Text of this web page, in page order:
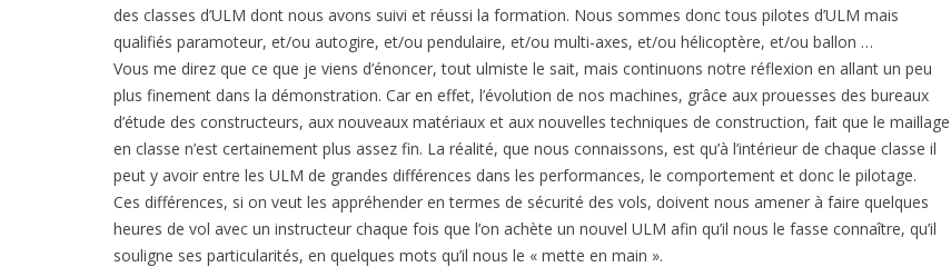
des classes d’ULM dont nous avons suivi et réussi la formation. Nous sommes donc tous pilotes d’ULM mais
qualifiés paramoteur, et/ou autogire, et/ou pendulaire, et/ou multi-axes, et/ou hélicoptère, et/ou ballon …
Vous me direz que ce que je viens d’énoncer, tout ulmiste le sait, mais continuons notre réflexion en allant un peu
plus finement dans la démonstration. Car en effet, l’évolution de nos machines, grâce aux prouesses des bureaux
d’étude des constructeurs, aux nouveaux matériaux et aux nouvelles techniques de construction, fait que le maillage
en classe n’est certainement plus assez fin. La réalité, que nous connaissons, est qu’à l’intérieur de chaque classe il
peut y avoir entre les ULM de grandes différences dans les performances, le comportement et donc le pilotage.
Ces différences, si on veut les appréhender en termes de sécurité des vols, doivent nous amener à faire quelques
heures de vol avec un instructeur chaque fois que l’on achète un nouvel ULM afin qu’il nous le fasse connaître, qu’il
souligne ses particularités, en quelques mots qu’il nous le « mette en main ».